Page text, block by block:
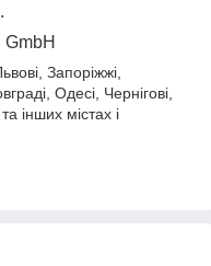
Запоріжжі,
Одесі, Чернігові,
інших містах і